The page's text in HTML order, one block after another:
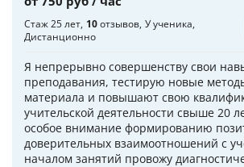
Стаж 25 лет 10отзывов У ученика
Дистанционно
Я непрерывно совершенству свои
преподавания, тестирую новые
материала и повышают свою
учительской деятельности свыше 20
особое внимание формированию
доверительных взаимоотношений с
началом занятий провожу